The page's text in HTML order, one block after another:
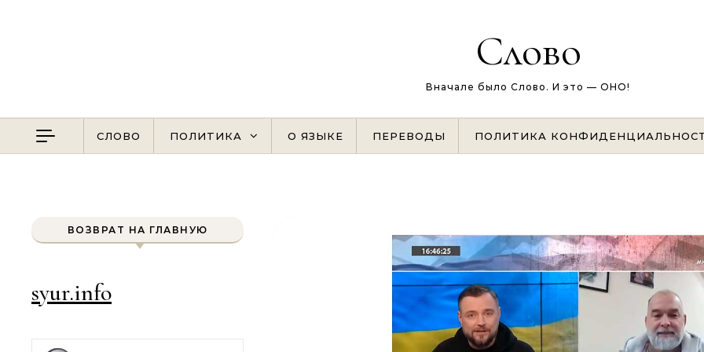
Слово
Вначале было Слово. И это — ОНО!
СЛОВО ПОЛИТИКА О ЯЗЫКЕ ПЕРЕВОДЫ ПОЛИТИКА
ВОЗВРАТ НА ГЛАВНУЮ
syur.info